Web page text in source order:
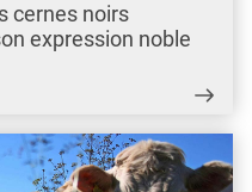
cernes noirs
expression noble